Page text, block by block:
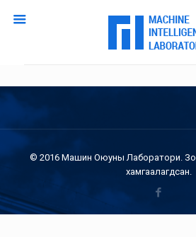
© 2016 Машин Оюуны Лаборатори.
хамгаалагдсан.